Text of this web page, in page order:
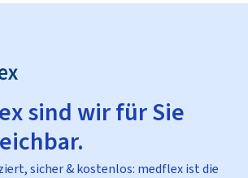
sind wir für Sie
sicher & kostenlos: medflex ist die